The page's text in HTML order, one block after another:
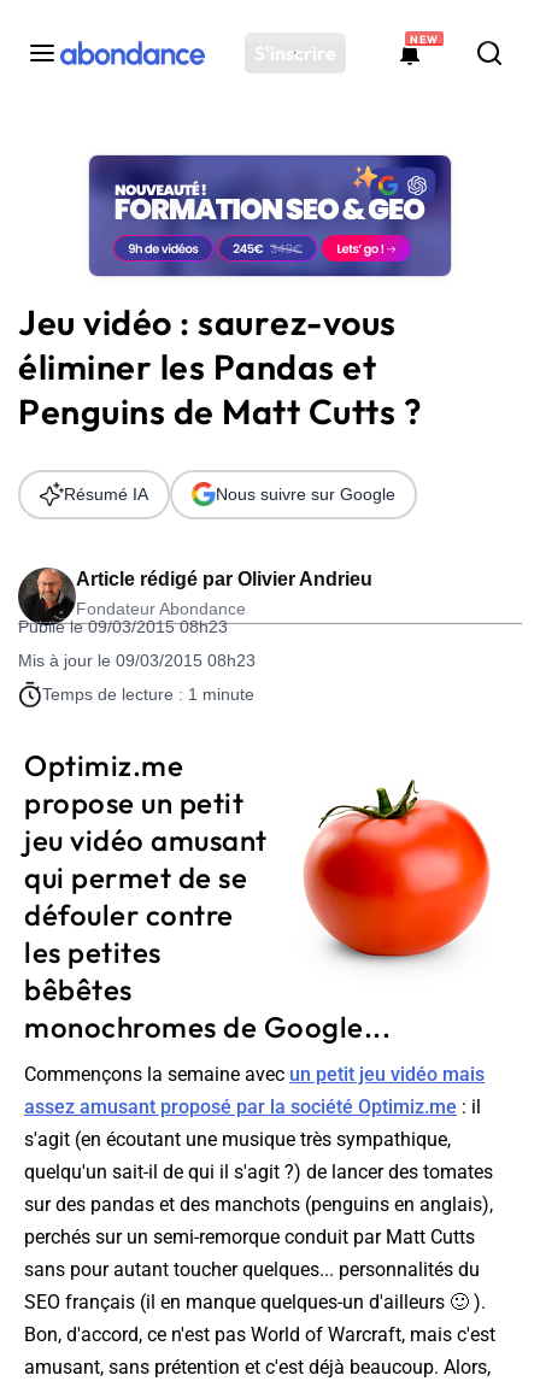
S'inscrire
NEW
Toutes les actus
Actus SEO
Plateforme
Solutions
Ressources
Audit SEO
Jeu vidéo : saurez-vous
éliminer les Pandas et
Penguins de Matt Cutts ?
Article rédigé par Olivier Andrieu
Fondateur Abondance
Publié le 09/03/2015 08h23
Mis à jour le 09/03/2015 08h23
Temps de lecture : 1 minute
Résumé IA Nous suivre sur Google
Optimiz.me
propose un petit
jeu vidéo amusant
qui permet de se
défouler contre
les petites
bêbêtes
monochromes de Google...
Commençons la semaine avec un petit jeu vidéo mais
assez amusant proposé par la société Optimiz.me : il
s'agit (en écoutant une musique très sympathique,
quelqu'un sait-il de qui il s'agit ?) de lancer des tomates
sur des pandas et des manchots (penguins en anglais),
perchés sur un semi-remorque conduit par Matt Cutts
sans pour autant toucher quelques... personnalités du
SEO français (il en manque quelques-un d'ailleurs 🙂 ).
Bon, d'accord, ce n'est pas World of Warcraft, mais c'est
amusant, sans prétention et c'est déjà beaucoup. Alors,